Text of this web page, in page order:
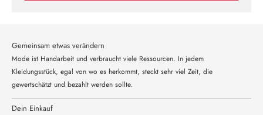
Gemeinsam etwas verändern
Mode ist Handarbeit und verbraucht viele Ressourcen. In jedem
Kleidungsstück, egal von wo es herkommt, steckt sehr viel Zeit, die
gewertschätzt und bezahlt werden sollte.
Dein Einkauf